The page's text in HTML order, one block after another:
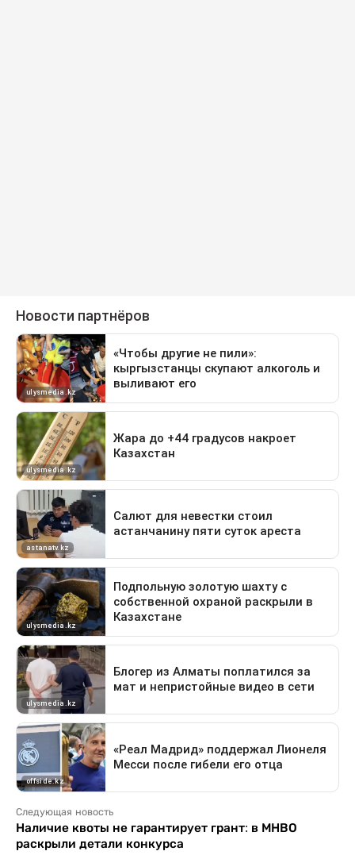
Следующая новость
Наличие квоты не гарантирует грант: в МНВО
раскрыли детали конкурса